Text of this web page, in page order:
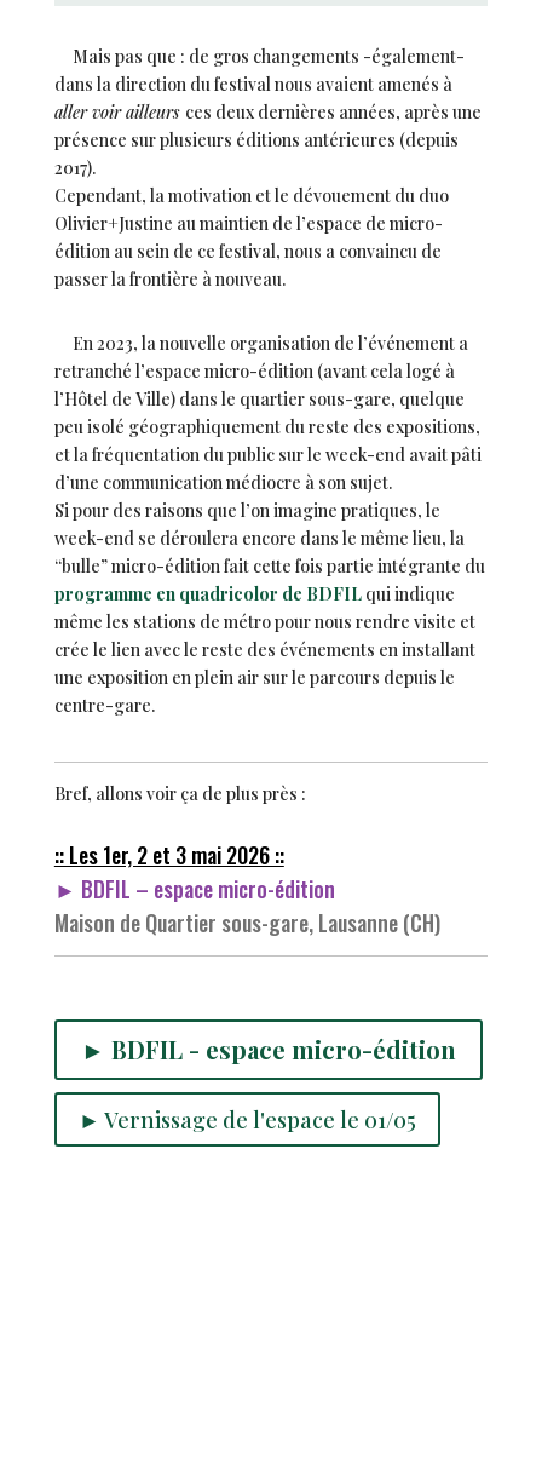
Mais pas que : de gros changements -également-
dans la direction du festival nous avaient amenés à
aller voir ailleurs ces deux dernières années, après une
présence sur plusieurs éditions antérieures (depuis
2017).
Cependant, la motivation et le dévouement du duo
Olivier+Justine au maintien de l’espace de micro-
édition au sein de ce festival, nous a convaincu de
passer la frontière à nouveau.
En 2023, la nouvelle organisation de l’événement a
retranché l’espace micro-édition (avant cela logé à
l’Hôtel de Ville) dans le quartier sous-gare, quelque
peu isolé géographiquement du reste des expositions,
et la fréquentation du public sur le week-end avait pâti
d’une communication médiocre à son sujet.
Si pour des raisons que l’on imagine pratiques, le
week-end se déroulera encore dans le même lieu, la
“bulle” micro-édition fait cette fois partie intégrante du
programme en quadricolor de BDFILqui indique
même les stations de métro pour nous rendre visite et
crée le lien avec le reste des événements en installant
une exposition en plein air sur le parcours depuis le
centre-gare.
Bref, allons voir ça de plus près :
:: Les 1er, 2 et 3 mai 2026 ::
► BDFIL – espace micro-édition
Maison de Quartier sous-gare, Lausanne (CH)
► BDFIL - espace micro-édition
► Vernissage de l'espace le 01/05